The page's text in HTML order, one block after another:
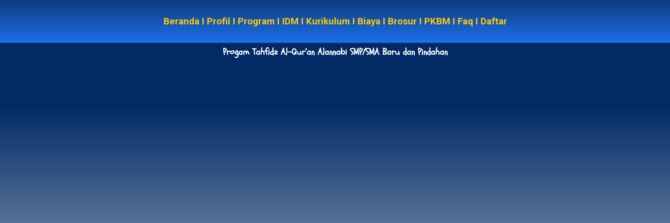
BerandaI Profil I Program I IDM I Kurikulum I BiayaI BrosurI PKBM I Faq I Daftar
Progam Tahfidz Al-Qur’an Alannabi SMP/SMA Baru dan Pindahan